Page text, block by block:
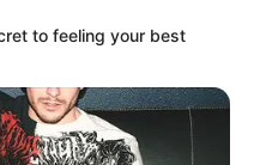
to feeling your best